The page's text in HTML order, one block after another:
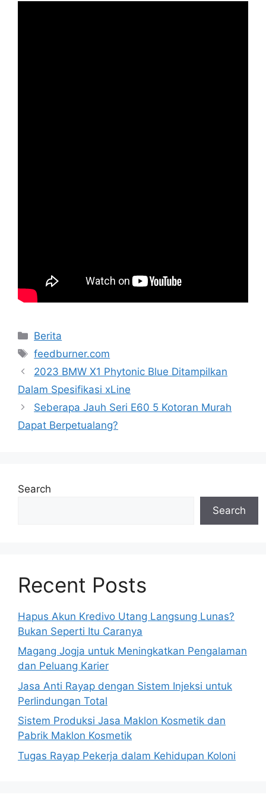
Categories
Berita
Tags
feedburner.com
2023 BMW X1 Phytonic Blue Ditampilkan
Dalam Spesifikasi xLine
Seberapa Jauh Seri E60 5 Kotoran Murah
Dapat Berpetualang?
Search
Search
Recent Posts
Hapus Akun Kredivo Utang Langsung Lunas?
Bukan Seperti Itu Caranya
Magang Jogja untuk Meningkatkan Pengalaman
dan Peluang Karier
Jasa Anti Rayap dengan Sistem Injeksi untuk
Perlindungan Total
Sistem Produksi Jasa Maklon Kosmetik dan
Pabrik Maklon Kosmetik
Tugas Rayap Pekerja dalam Kehidupan Koloni